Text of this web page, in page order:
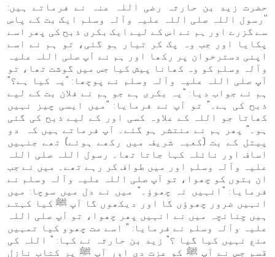
حضرت زید بن حارثہ رضی اللہ عنہ نے فرماتے ہیں:
''رسول اللہ صلی اللہ علیہ وآلہ وسلم ایک بت کے پاس
سے گزرے اور ہم نے اس کے لیے ایک بکری ذبح کی پھر اسے
پکایا اور جب وہ پک کر تیار ہو گئی، تو ہم نے اسے
اپنی دسترخوان پر رکھا اور ہم نے آپ صلی اللہ علیہ
وآلہ وسلم کو وہ کھانا پیش کیا جس میں گوشت تھا، تو
آپ صلی اللہ علیہ وآلہ وسلم نے پوچھا: "یہ کیا ہے؟"
ہم نے جواب دیا: "یہ بکری ہے جو ہم نے فلان بت کے لیے
ذبح کی ہے۔" تو آپ نے فرمایا: "میں ایسی چیز نہیں
کھاتا جو اللہ کے علاوہ کسی اور کے لیے ذبح کی گئی
ہو۔" پھر ہم نے منتشر ہو گئے۔ آپ فرماتے ہیں کہ دو
پیتل کے بت (کعبہ شریف میں رکھے ہوئے) تھے جنہیں
اساف اور نائلہ کہا جاتا تھا۔ رسول اللہ صلی اللہ
علیہ وآلہ وسلم اور میں طواف کر رہے تھے۔ میں نے جب
ان بتوں کو چھوا، تو آپ صلی اللہ علیہ وآلہ وسلم نے
فرمایا: "انہیں نہ چھوؤ۔" میں نے دل میں سوچا: میں
انہیں ضرور چھوؤں گا اور دیکھوں گا آپ ﷺ کیا کہتے
ہیں چنانچہ میں نے انہیں پھر چھوا، تو آپ صلی اللہ
علیہ وآلہ وسلم نے فرمایا: " اسے مت چھوو کیا تمہیں
منع نہیں کیا گیا ؟" زید بن حارثہ نے کہا: " اللہ کی
قسم جس نے آپ ﷺ کو عزت دی اور آپ ﷺ پر کتاب نازل